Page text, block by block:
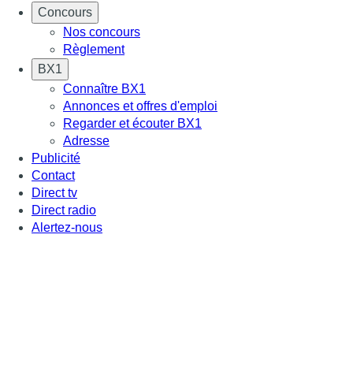
Concours
Nos concours
Règlement
BX1
Connaître BX1
Annonces et offres d'emploi
Regarder et écouter BX1
Adresse
Publicité
Contact
Direct tv
Direct radio
Alertez-nous